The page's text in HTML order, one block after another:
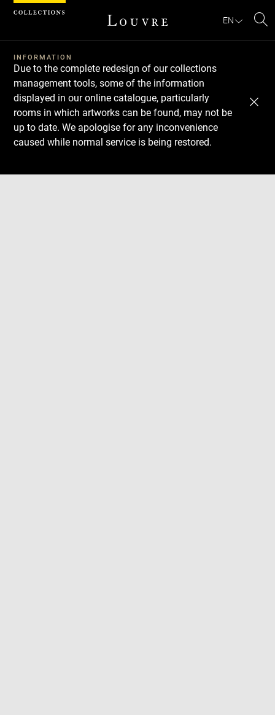
EN
INFORMATION
Due to the complete redesign of our collections
management tools, some of the information
displayed in our online catalogue, particularly
rooms in which artworks can be found, may not be
up to date. We apologise for any inconvenience
caused while normal service is being restored.
Download
Next
Previous
Cookies management panel